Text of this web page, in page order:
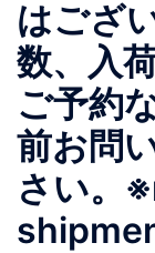
はござ
数、入
ご予約
前お問
さい。